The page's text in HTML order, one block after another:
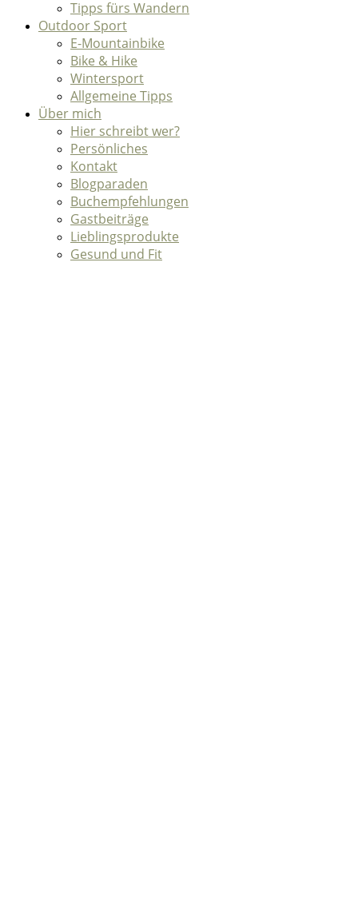
Tipps fürs Wandern
Outdoor Sport
E-Mountainbike
Bike & Hike
Wintersport
Allgemeine Tipps
Über mich
Hier schreibt wer?
Persönliches
Kontakt
Blogparaden
Buchempfehlungen
Gastbeiträge
Lieblingsprodukte
Gesund und Fit